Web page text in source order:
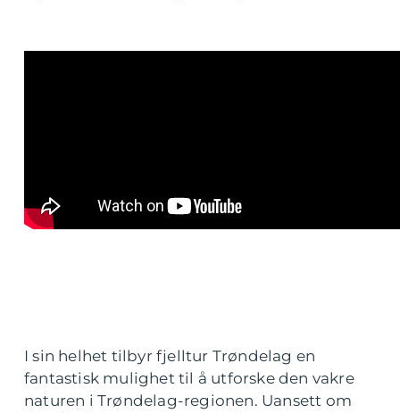
I sin helhet tilbyr fjelltur Trøndelag en
fantastisk mulighet til å utforske den vakre
naturen i Trøndelag-regionen. Uansett om